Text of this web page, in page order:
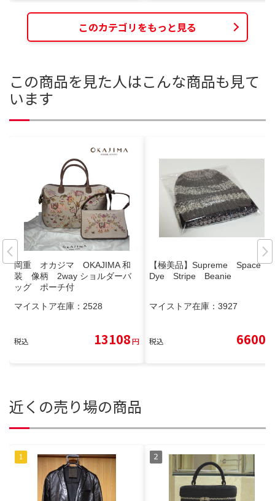
このカテゴリをもっと見る
この商品を見た人はこんな商品も見て
います
岡重 オカジマ OKAJIMA 和
装 像柄 2way ショルダーバ
ッグ ポーチ付
マイストア在庫： 2528
税込 13108円
【極美品】Supreme Space
Dye Stripe Beanie
マイストア在庫： 3927
税込 6600
近くの売り場の商品